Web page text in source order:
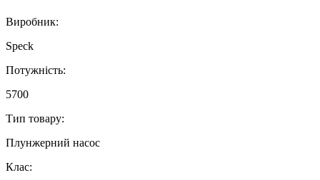
Виробник:
Speck
Потужність:
5700
Тип товару:
Плунжерний насос
Клас: